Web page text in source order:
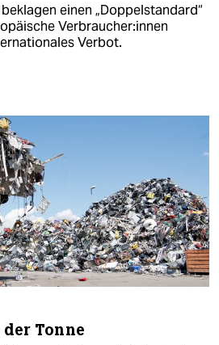
einen „Doppelstandard“
Ver­brau­che­r:in­nen
Verbot.
Tonne